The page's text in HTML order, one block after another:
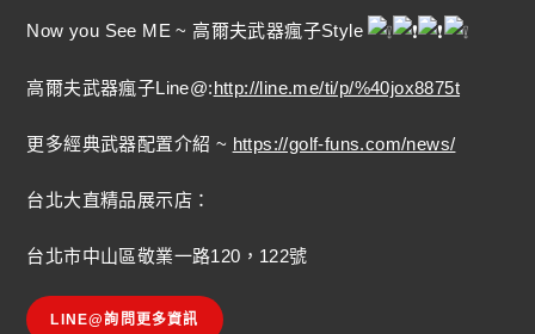
Now you See ME ~ 高爾夫武器瘋子Style
高爾夫武器瘋子Line@:http://line.me/ti/p/%40jox8875t
更多經典武器配置介紹 ~ https://golf-funs.com/news/
台北大直精品展示店：
台北市中山區敬業一路120，122號
LINE@詢問更多資訊